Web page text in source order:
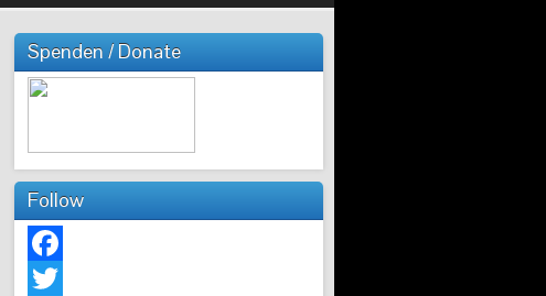
Spenden / Donate
Follow
Facebook